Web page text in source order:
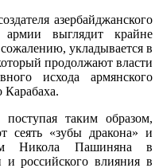
азербайджанского
армии выглядит крайне
укладывается в
продолжают власти
исхода армянского
Карабаха.
таким образом,
сеять «зубы дракона» и
Никола Пашиняна в
и российского влияния в